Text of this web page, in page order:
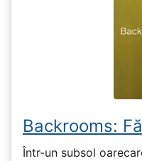
Backrooms:
Într-un subsol